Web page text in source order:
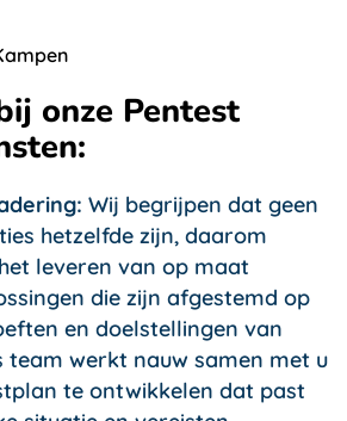
onze Pentest
Wij begrijpen dat geen
hetzelfde zijn, daarom
leveren van op maat
die zijn afgestemd op
en doelstellingen van
team werkt nauw samen met u
te ontwikkelen dat past